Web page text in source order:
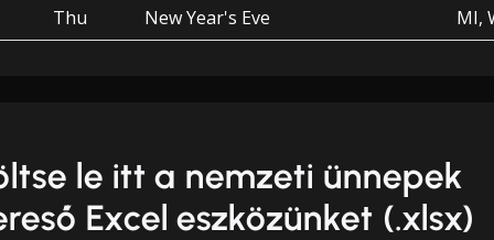
Thu
New Year's Eve MI,
le itt a nemzeti ünnepek
Excel eszközünket (.xlsx)